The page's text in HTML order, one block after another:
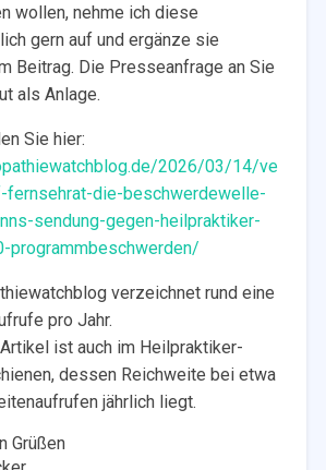
wollen, nehme ich diese
gern auf und ergänze sie
Beitrag. Die Presseanfrage an Sie
als Anlage.
Sie hier:
2026/03/14/ve
die-beschwerdewelle-
sendung-gegen-heilpraktiker-
programmbeschwerden/
verzeichnet rund eine
pro Jahr.
ist auch im Heilpraktiker-
dessen Reichweite bei etwa
jährlich liegt.
Grüßen